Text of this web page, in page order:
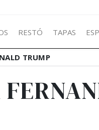
RESTÓ TAPAS
TRUMP